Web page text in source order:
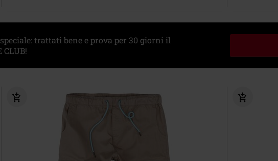
trattati bene e prova per 30 giorni il
CLUB!